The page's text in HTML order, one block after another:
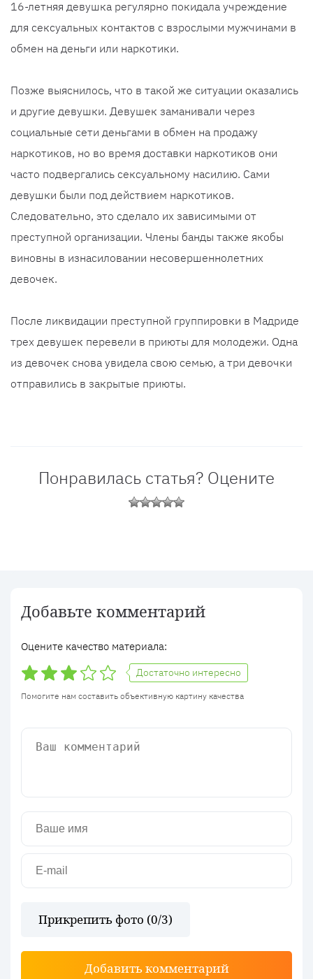
16-летняя девушка регулярно покидала учреждение
для сексуальных контактов с взрослыми мужчинами в
обмен на деньги или наркотики.
Позже выяснилось, что в такой же ситуации оказались
и другие девушки. Девушек заманивали через
социальные сети деньгами в обмен на продажу
наркотиков, но во время доставки наркотиков они
часто подвергались сексуальному насилию. Сами
девушки были под действием наркотиков.
Следовательно, это сделало их зависимыми от
преступной организации. Члены банды также якобы
виновны в изнасиловании несовершеннолетних
девочек.
После ликвидации преступной группировки в Мадриде
трех девушек перевели в приюты для молодежи. Одна
из девочек снова увидела свою семью, а три девочки
отправились в закрытые приюты.
Понравилась статья? Оцените
Добавьте комментарий
Оцените качество материала:
Достаточно интересно
Помогите нам составить объективную картину качества
Прикрепить фото (0/3)
Добавить комментарий